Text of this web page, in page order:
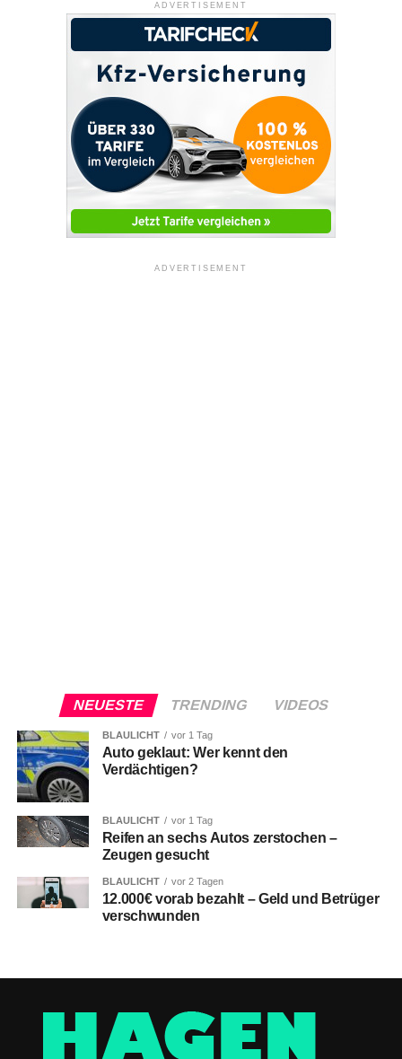
ADVERTISEMENT
ADVERTISEMENT
NEUESTE TRENDING VIDEOS
BLAULICHT vor 1 Tag
Auto geklaut: Wer kennt den
Verdächtigen?
BLAULICHT vor 1 Tag
Reifen an sechs Autos zerstochen –
Zeugen gesucht
BLAULICHT vor 2 Tagen
12.000€ vorab bezahlt – Geld und Betrüger
verschwunden